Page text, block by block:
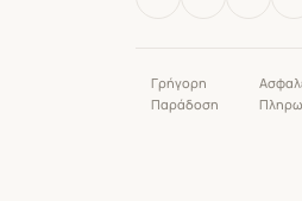
Γρήγορη
Παράδοση